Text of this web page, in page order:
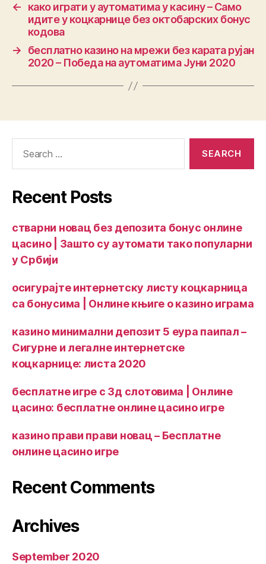
←
како играти у аутоматима у касину – Само
идите у коцкарнице без октобарских бонус
кодова
→
бесплатно казино на мрежи без карата рујан
2020 – Победа на аутоматима Јуни 2020
Recent Posts
стварни новац без депозита бонус онлине
цасино | Зашто су аутомати тако популарни
у Србији
осигурајте интернетску листу коцкарница
са бонусима | Онлине књиге о казино играма
казино минимални депозит 5 еура паипал –
Сигурне и легалне интернетске
коцкарнице: листа 2020
бесплатне игре с 3д слотовима | Онлине
цасино: бесплатне онлине цасино игре
казино прави прави новац – Бесплатне
онлине цасино игре
Recent Comments
Archives
September 2020